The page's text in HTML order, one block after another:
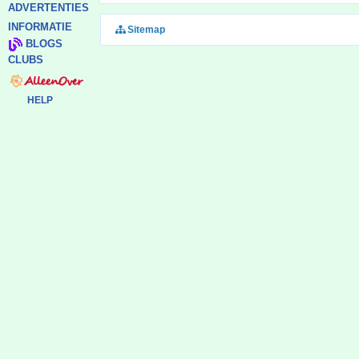
ADVERTENTIES
INFORMATIE
BLOGS
CLUBS
HELP
Sitemap